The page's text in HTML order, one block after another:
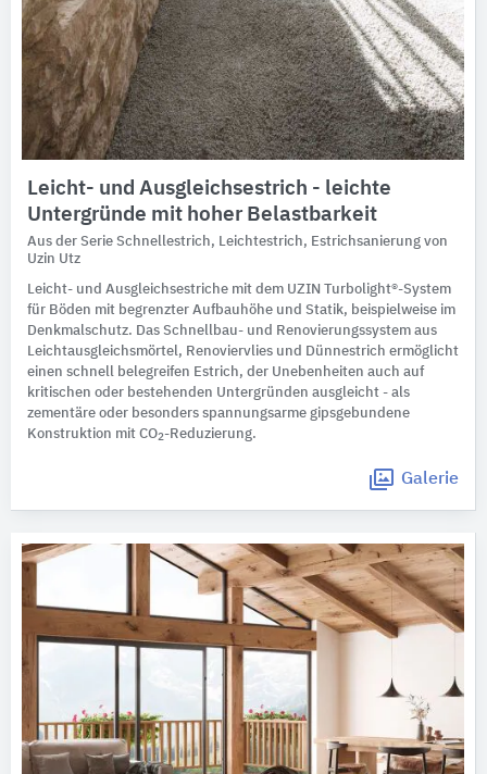
Leicht- und Ausgleichsestrich - leichte
Untergründe mit hoher Belastbarkeit
Aus der Serie Schnellestrich, Leichtestrich, Estrichsanierung von
Uzin Utz
Leicht- und Ausgleichsestriche mit dem UZIN Turbolight®-System
für Böden mit begrenzter Aufbauhöhe und Statik, beispielweise im
Denkmalschutz. Das Schnellbau- und Renovierungssystem aus
Leichtausgleichsmörtel, Renoviervlies und Dünnestrich ermöglicht
einen schnell belegreifen Estrich, der Unebenheiten auch auf
kritischen oder bestehenden Untergründen ausgleicht - als
zementäre oder besonders spannungsarme gipsgebundene
Konstruktion mit CO2-Reduzierung.
Galerie